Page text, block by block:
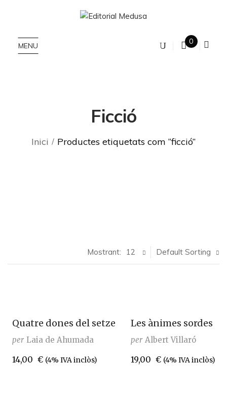
MENU 0
Ficció
Inici Productes etiquetats com “ficció”
Default Sorting
Mostrant: 12
Quatre dones del setze
per Laia de Ahumada
14,00 € (4% IVA inclòs)
Les ànimes sordes
per Albert Villaró
19,00 € (4% IVA inclòs)